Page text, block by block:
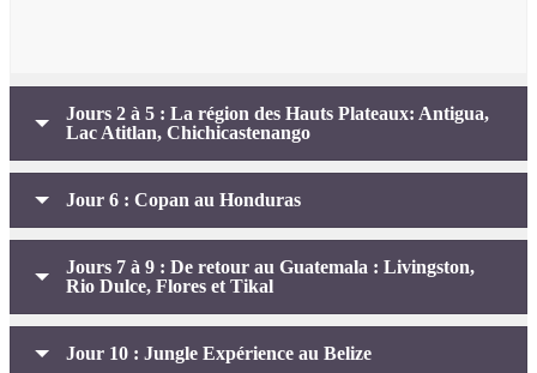
Jours 2 à 5 : La région des Hauts Plateaux: Antigua,
Lac Atitlan, Chichicastenango
Jour 6 : Copan au Honduras
Jours 7 à 9 : De retour au Guatemala : Livingston,
Rio Dulce, Flores et Tikal
Jour 10 : Jungle Expérience au Belize